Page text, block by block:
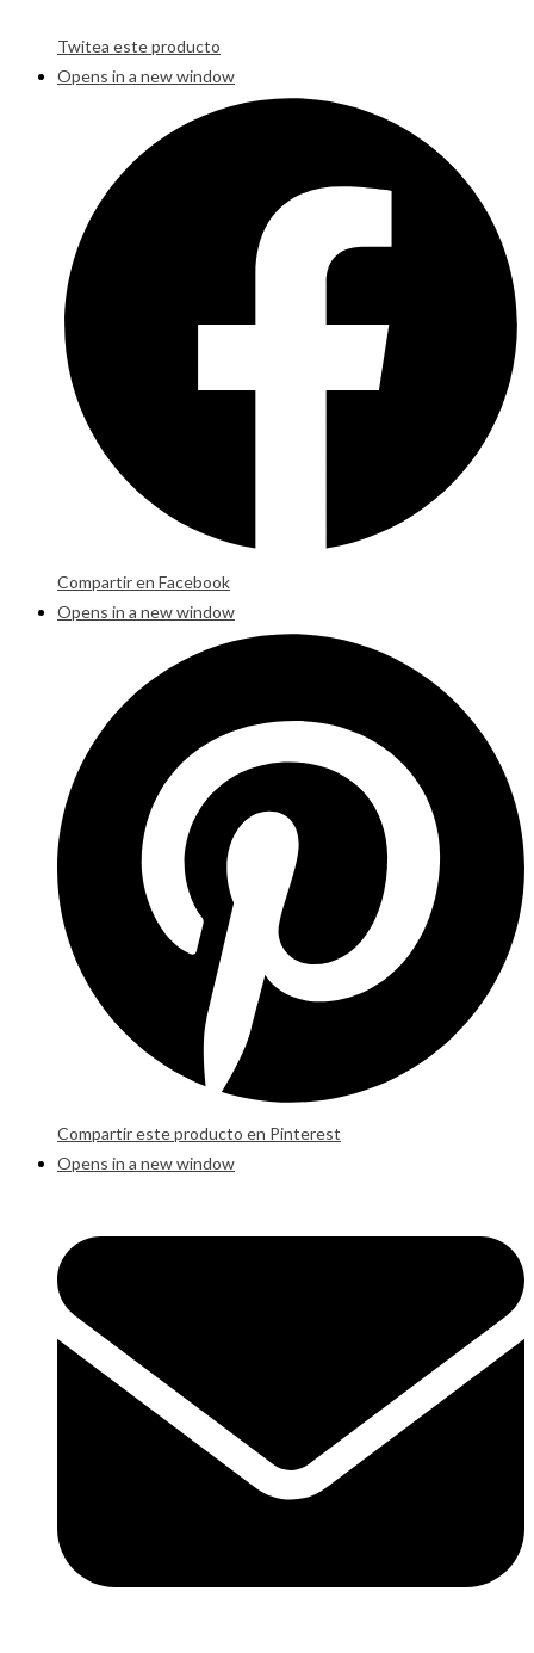
Twitea este producto
Opens in a new window
Compartir en Facebook
Opens in a new window
Compartir este producto en Pinterest
Opens in a new window